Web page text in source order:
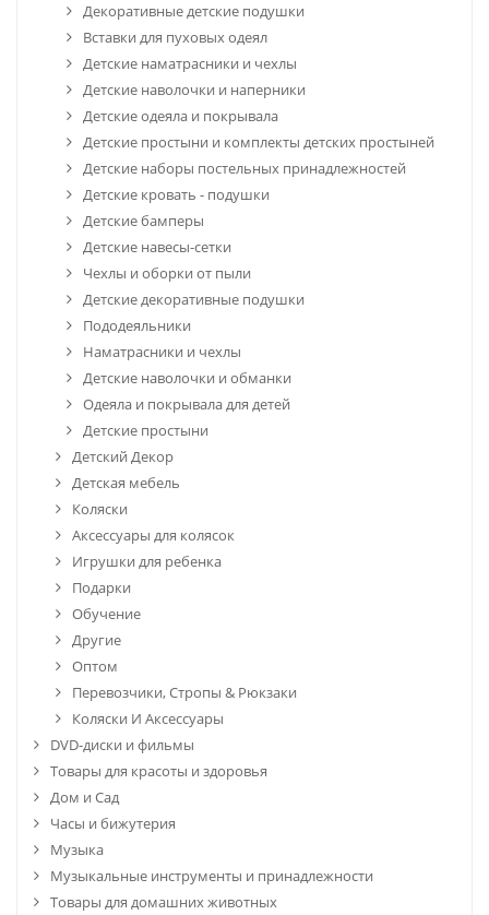
Декоративные детские подушки
Вставки для пуховых одеял
Детские наматрасники и чехлы
Детские наволочки и наперники
Детские одеяла и покрывала
Детские простыни и комплекты детских простыней
Детские наборы постельных принадлежностей
Детские кровать - подушки
Детские бамперы
Детские навесы-сетки
Чехлы и оборки от пыли
Детские декоративные подушки
Пододеяльники
Наматрасники и чехлы
Детские наволочки и обманки
Одеяла и покрывала для детей
Детские простыни
Детский Декор
Детская мебель
Коляски
Аксессуары для колясок
Игрушки для ребенка
Подарки
Обучение
Другие
Оптом
Перевозчики, Стропы & Рюкзаки
Коляски И Аксессуары
DVD-диски и фильмы
Товары для красоты и здоровья
Дом и Сад
Часы и бижутерия
Музыка
Музыкальные инструменты и принадлежности
Товары для домашних животных